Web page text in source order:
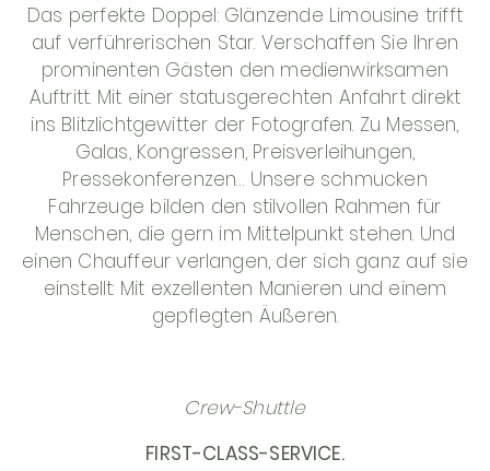
Das perfekte Doppel: Glänzende Limousine trifft
auf verführerischen Star. Verschaffen Sie Ihren
prominenten Gästen den medienwirksamen
Auftritt. Mit einer statusgerechten Anfahrt direkt
ins Blitzlichtgewitter der Fotografen. Zu Messen,
Galas, Kongressen, Preisverleihungen,
Pressekonferenzen… Unsere schmucken
Fahrzeuge bilden den stilvollen Rahmen für
Menschen, die gern im Mittelpunkt stehen. Und
einen Chauffeur verlangen, der sich ganz auf sie
einstellt: Mit exzellenten Manieren und einem
gepflegten Äußeren.
Crew-Shuttle
FIRST-CLASS-SERVICE.